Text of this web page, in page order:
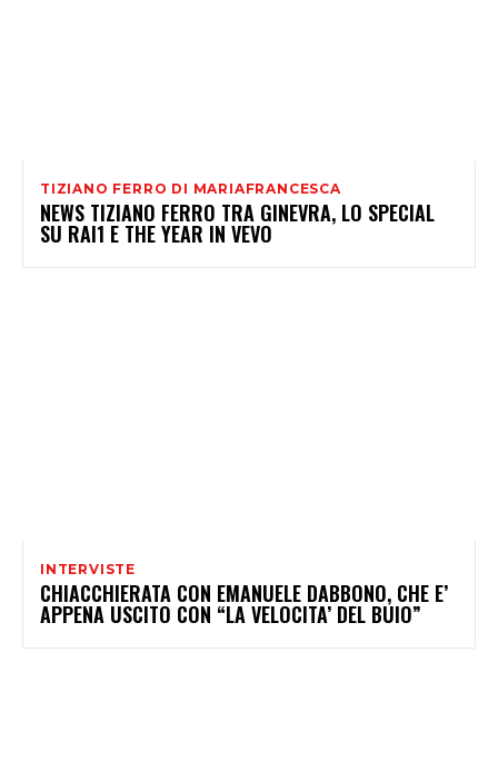
TIZIANO FERRO DI MARIAFRANCESCA
NEWS TIZIANO FERRO TRA GINEVRA, LO SPECIAL
SU RAI1 E THE YEAR IN VEVO
INTERVISTE
CHIACCHIERATA CON EMANUELE DABBONO, CHE E’
APPENA USCITO CON “LA VELOCITA’ DEL BUIO”